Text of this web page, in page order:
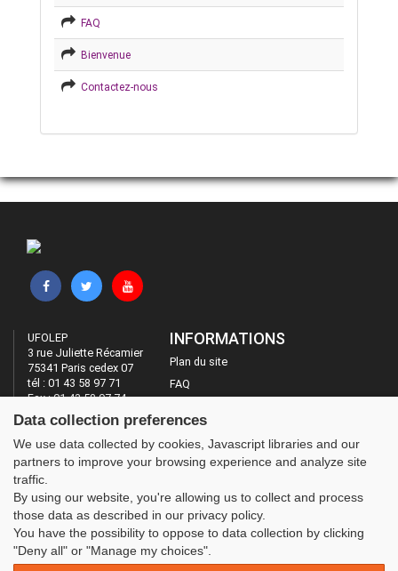
FAQ
Bienvenue
Contactez-nous
UFOLEP
3 rue Juliette Récamier
75341 Paris cedex 07
tél : 01 43 58 97 71
Fax : 01 43 58 97 74
INFORMATIONS
Plan du site
FAQ
Administration
LES SITES DE L'UFOLEP
Guide Asso
Communication Asso
Inscriptions évènements
Data collection preferences
We use data collected by cookies, Javascript libraries and our
partners to improve your browsing experience and analyze site
traffic.
By using our website, you're allowing us to collect and process
those data as described in our privacy policy.
You have the possibility to oppose to data collection by clicking
"Deny all" or "Manage my choices".